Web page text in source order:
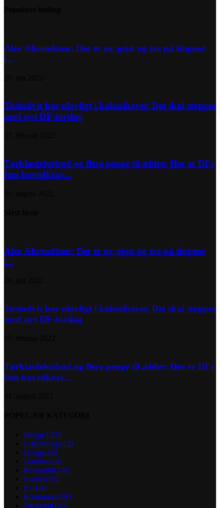
Alex Ahrendtsen: Der er ny gejst og tro på tingene
i...
Tusindvis bor ulovligt i kolonihaver. Det skal stoppes
med nyt DF-forslag
Tørklædeforbud og flere penge til ældre: Her er DFs
fem hovedkrav...
Alex Ahrendtsen: Der er ny gejst og tro på tingene
i...
Tusindvis bor ulovligt i kolonihaver. Det skal stoppes
med nyt DF-forslag
Tørklædeforbud og flere penge til ældre: Her er DFs
fem hovedkrav...
Øvrige1291
Udlændinge439
Øvrige346
Opinion256
Retspolitik246
Norden182
EU180
Kommuner160
Økonomi130